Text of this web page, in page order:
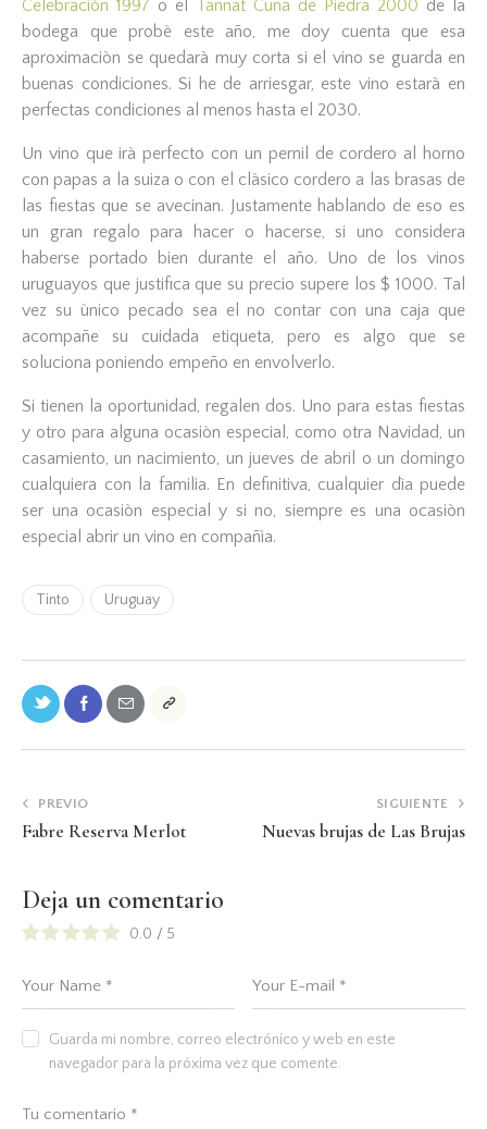
Celebraciòn 1997 o el Tannat Cuna de Piedra 2000 de la
bodega que probè este año, me doy cuenta que esa
aproximaciòn se quedarà muy corta si el vino se guarda en
buenas condiciones. Si he de arriesgar, este vino estarà en
perfectas condiciones al menos hasta el 2030.
Un vino que irà perfecto con un pernil de cordero al horno
con papas a la suiza o con el clàsico cordero a las brasas de
las fiestas que se avecinan. Justamente hablando de eso es
un gran regalo para hacer o hacerse, si uno considera
haberse portado bien durante el año. Uno de los vinos
uruguayos que justifica que su precio supere los $ 1000. Tal
vez su ùnico pecado sea el no contar con una caja que
acompañe su cuidada etiqueta, pero es algo que se
soluciona poniendo empeño en envolverlo.
Si tienen la oportunidad, regalen dos. Uno para estas fiestas
y otro para alguna ocasiòn especial, como otra Navidad, un
casamiento, un nacimiento, un jueves de abril o un domingo
cualquiera con la familia. En definitiva, cualquier dìa puede
ser una ocasiòn especial y si no, siempre es una ocasiòn
especial abrir un vino en compañìa.
Tinto Uruguay
PREVIO
Fabre Reserva Merlot
SIGUIENTE
Nuevas brujas de Las Brujas
Deja un comentario
0.0 / 5
Guarda mi nombre, correo electrónico y web en este
navegador para la próxima vez que comente.